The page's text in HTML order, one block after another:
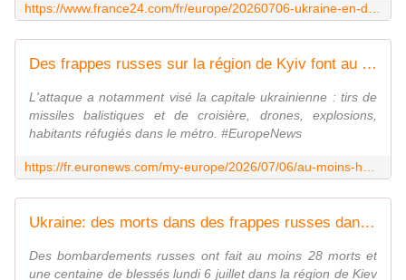
Des frappes russes sur la région de Kyiv font au moins 18 morts
L'attaque a notamment visé la capitale ukrainienne : tirs de
missiles balistiques et de croisière, drones, explosions,
habitants réfugiés dans le métro. #EuropeNews
Ukraine: des morts dans des frappes russes dans la région de Kiev, la veille du sommet de l'Otan
Des bombardements russes ont fait au moins 28 morts et
une centaine de blessés lundi 6 juillet dans la région de Kiev